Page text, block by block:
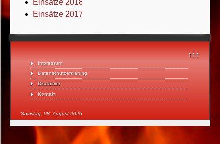
↑↑↑
Impressum
Datenschutzerklärung
Disclaimer
Kontakt
Samstag, 08. August 2026
Einsätze 2018
Einsätze 2017